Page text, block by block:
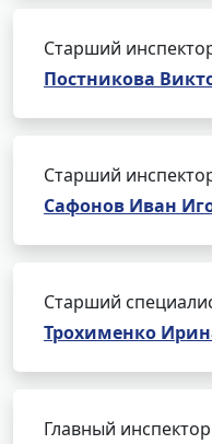
Старший
Постникова
Старший
Сафонов Иван
Старший
Трохименко
Главный инспектор